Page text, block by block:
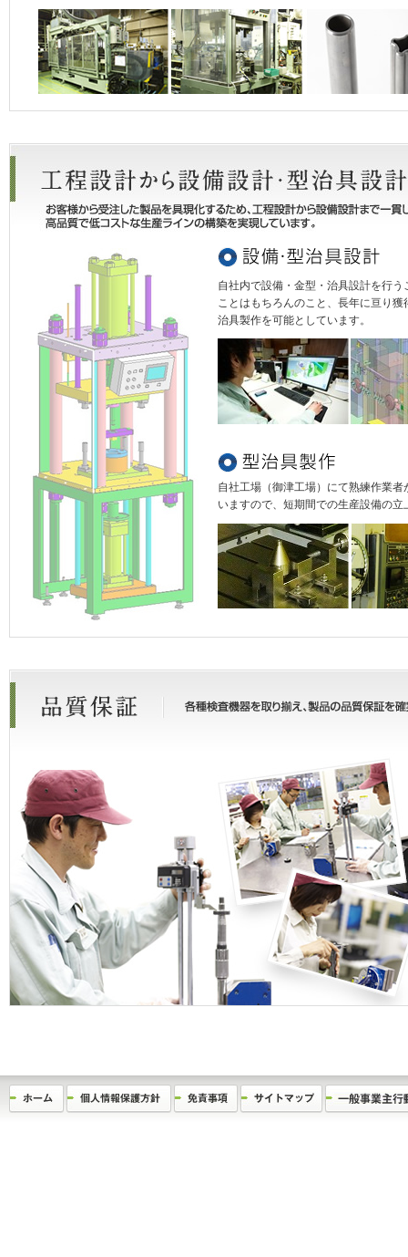
自社内で設備・金型・治具設計を行
ことはもちろんのこと、長年に亘り
治具製作を可能としています。
自社工場（御津工場）にて熟練作業
いますので、短期間での生産設備の